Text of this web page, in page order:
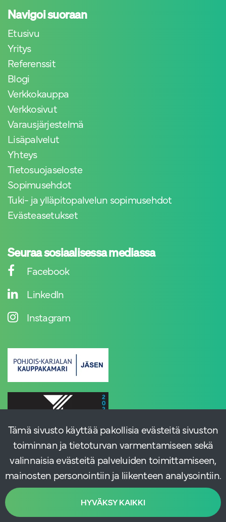
Tämä sivusto käyttää pakollisia evästeitä sivuston
toiminnan ja tietoturvan varmentamiseen sekä
valinnaisia evästeitä palveluiden toimittamiseen,
mainosten personointiin ja liikenteen analysointiin.
HYVÄKSY KAIKKI
Navigoi suoraan
Etusivu
Yritys
Referenssit
Blogi
Verkkokauppa
Verkkosivut
Varausjärjestelmä
Lisäpalvelut
Yhteys
Tietosuojaseloste
Sopimusehdot
Tuki- ja ylläpitopalvelun sopimusehdot
Evästeasetukset
Seuraa sosiaalisessa mediassa
Facebook
LinkedIn
Instagram